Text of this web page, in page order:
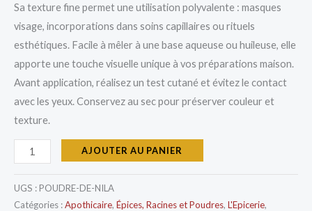
Sa texture fine permet une utilisation polyvalente : masques
visage, incorporations dans soins capillaires ou rituels
esthétiques. Facile à mêler à une base aqueuse ou huileuse, elle
apporte une touche visuelle unique à vos préparations maison.
Avant application, réalisez un test cutané et évitez le contact
avec les yeux. Conservez au sec pour préserver couleur et
texture.
AJOUTER AU PANIER
UGS : POUDRE-DE-NILA
Catégories :Apothicaire, Épices, Racines et Poudres, L'Epicerie,